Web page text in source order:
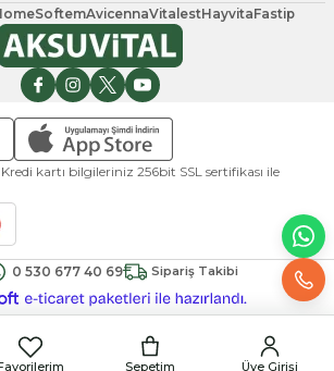
SoftemAvicennaVitalestHayvitaFastip
kartı bilgileriniz 256bit SSL sertifikası ile
0 530 677 40 69 Sipariş Takibi
Sepetim Üye Girişi
ideasoft
e-
ticaret
hazırlandı.